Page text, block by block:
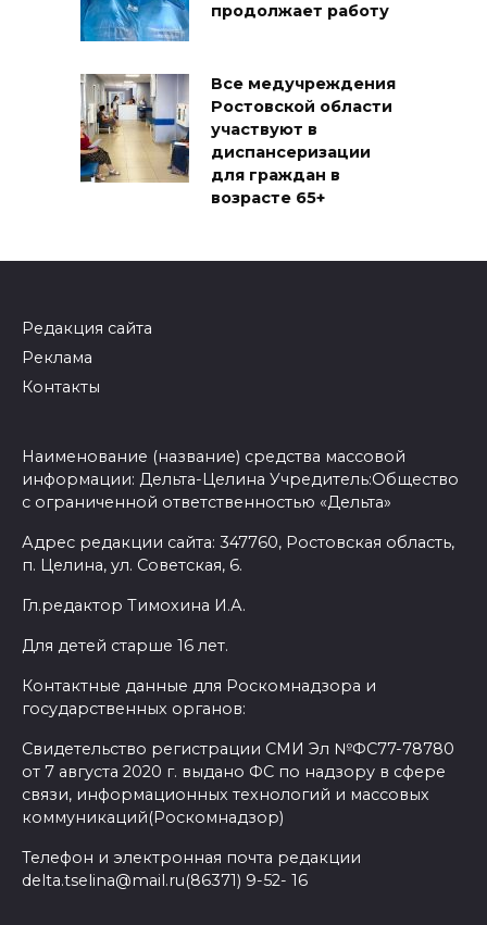
продолжает работу
Все медучреждения
Ростовской области
участвуют в
диспансеризации
для граждан в
возрасте 65+
Редакция сайта
Реклама
Контакты
Наименование (название) средства массовой
информации: Дельта-Целина Учредитель:Общество
с ограниченной ответственностью «Дельта»
Адрес редакции сайта: 347760, Ростовская область,
п. Целина, ул. Советская, 6.
Гл.редактор Тимохина И.А.
Для детей старше 16 лет.
Контактные данные для Роскомнадзора и
государственных органов:
Свидетельство регистрации СМИ Эл №ФС77-78780
от 7 августа 2020 г. выдано ФС по надзору в сфере
связи, информационных технологий и массовых
коммуникаций(Роскомнадзор)
Телефон и электронная почта редакции
delta.tselina@mail.ru(86371) 9-52- 16